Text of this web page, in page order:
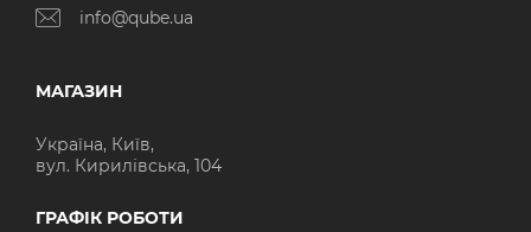
info@qube.ua
МАГАЗИН
Україна, Київ,
вул. Кирилівська, 104
ГРАФІК РОБОТИ